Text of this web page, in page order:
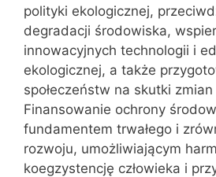
polityki ekologicznej,
degradacji środowiska,
innowacyjnych technologii i
ekologicznej, a także
społeczeństw na skutki
Finansowanie ochrony
fundamentem trwałego i
rozwoju, umożliwiającym
koegzystencję człowieka i